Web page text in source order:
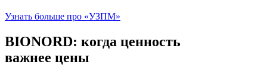
Узнать больше про «УЗПМ»
BIONORD: когда ценность
важнее цены